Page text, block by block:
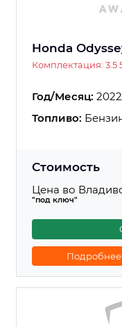
Honda
Комплектация: 3.5
Год/Месяц:
Топливо:
Стоимость
Цена во
"под ключ"
Подробнее